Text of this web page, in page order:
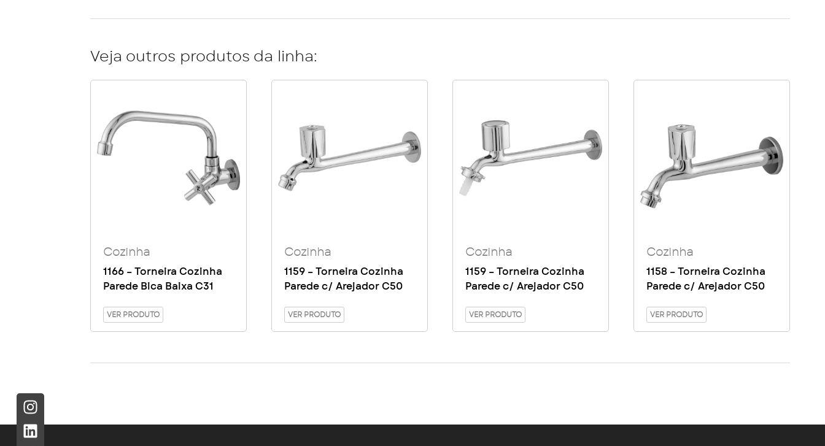
Veja outros produtos da linha:
Cozinha
1166 – Torneira Cozinha
Parede Bica Baixa C31
VER PRODUTO
Cozinha
1159 – Torneira Cozinha
Parede c/ Arejador C50
VER PRODUTO
Cozinha
1159 – Torneira Cozinha
Parede c/ Arejador C50
VER PRODUTO
Cozinha
1158 – Torneira Cozinha
Parede c/ Arejador C50
VER PRODUTO